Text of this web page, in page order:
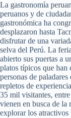
La gastronomía
peruanos y de
gastronómica ha
desplazaron hasta
disfrutar de una
selva del Perú. La
abierto sus puertas a
platos típicos que han
personas de
repletos de
35 mil visitantes,
vienen en busca de la
explorar los atractivos